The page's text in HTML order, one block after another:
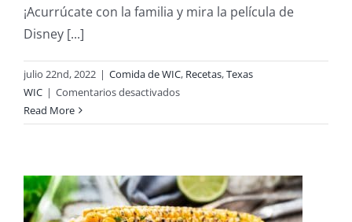
¡Acurrúcate con la familia y mira la película de
Disney [...]
julio 22nd, 2022 | Comida de WIC, Recetas,Texas
WIC | Comentarios desactivadosen
inspiradas
WIC –
Ratatouille
Read More